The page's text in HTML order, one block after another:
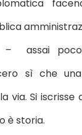
– assai poco
sì che
via. Si
è storia.